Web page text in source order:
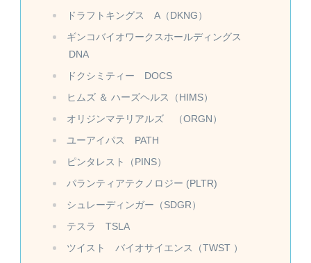
ドラフトキングス A（DKNG）
ギンコバイオワークスホールディングス
DNA
ドクシミティー DOCS
ヒムズ ＆ ハーズヘルス（HIMS）
オリジンマテリアルズ （ORGN）
ユーアイパス PATH
ピンタレスト（PINS）
パランティアテクノロジー (PLTR)
シュレーディンガー（SDGR）
テスラ TSLA
ツイスト バイオサイエンス（TWST ）